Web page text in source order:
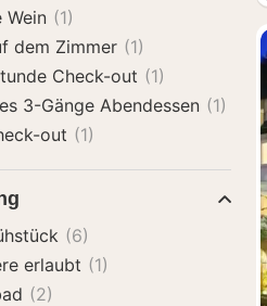
Flasche Wein (1)
Sekt auf dem Zimmer (1)
Extra Stunde Check-out (1)
Tägliches 3-Gänge Abendessen (1)
out (1)
(6)
erlaubt (1)
(2)